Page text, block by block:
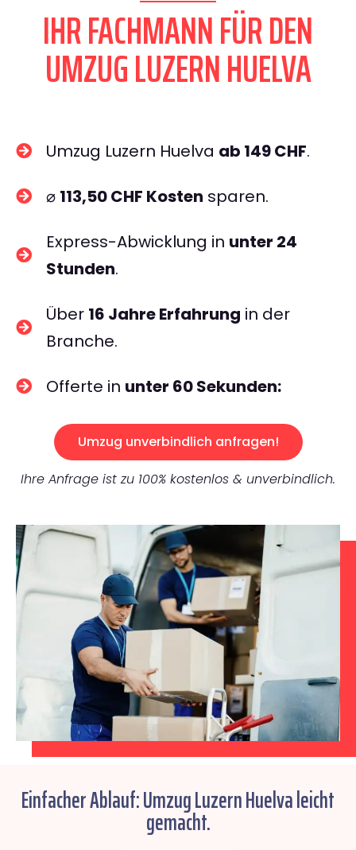
IHR FACHMANN FÜR DEN
UMZUG LUZERN HUELVA
Umzug Luzern Huelva ab 149 CHF.
⌀ 113,50 CHF Kosten sparen.
Express-Abwicklung in unter 24
Stunden.
Über 16 Jahre Erfahrung in der
Branche.
Offerte in unter 60 Sekunden:
Umzug unverbindlich anfragen!
Ihre Anfrage ist zu 100% kostenlos & unverbindlich.
Einfacher Ablauf: Umzug Luzern Huelva leicht
gemacht.